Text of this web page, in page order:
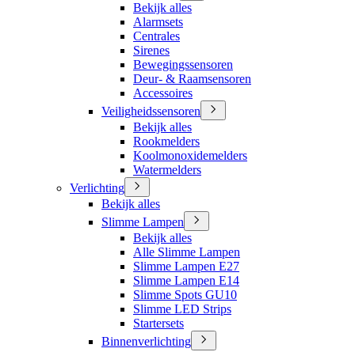
Bekijk alles
Alarmsets
Centrales
Sirenes
Bewegingssensoren
Deur- & Raamsensoren
Accessoires
Veiligheidssensoren
Bekijk alles
Rookmelders
Koolmonoxidemelders
Watermelders
Verlichting
Bekijk alles
Slimme Lampen
Bekijk alles
Alle Slimme Lampen
Slimme Lampen E27
Slimme Lampen E14
Slimme Spots GU10
Slimme LED Strips
Startersets
Binnenverlichting